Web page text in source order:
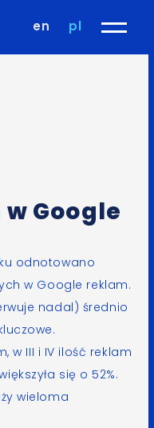
en pl
Google
odnotowano
w Google reklam.
nadal) średnio
w III i IV ilość reklam
się o 52%.
wieloma